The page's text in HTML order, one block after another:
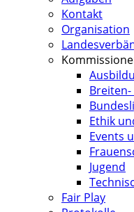
Kontakt
Organisation
Ethik
Events
Jugend
Fair Play